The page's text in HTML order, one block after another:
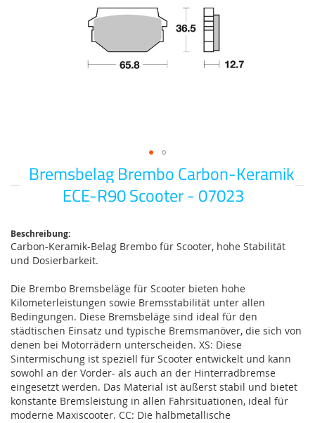
Bremsbelag Brembo Carbon-Keramik
ECE-R90 Scooter - 07023
Zum
Anfang
Beschreibung:
Carbon-Keramik-Belag Brembo für Scooter, hohe Stabilität
und Dosierbarkeit.
Die Brembo Bremsbeläge für Scooter bieten hohe
Kilometerleistungen sowie Bremsstabilität unter allen
Bedingungen. Diese Bremsbeläge sind ideal für den
städtischen Einsatz und typische Bremsmanöver, die sich von
denen bei Motorrädern unterscheiden. XS: Diese
Sintermischung ist speziell für Scooter entwickelt und kann
sowohl an der Vorder- als auch an der Hinterradbremse
eingesetzt werden. Das Material ist äußerst stabil und bietet
konstante Bremsleistung in allen Fahrsituationen, ideal für
moderne Maxiscooter. CC: Die halbmetallische